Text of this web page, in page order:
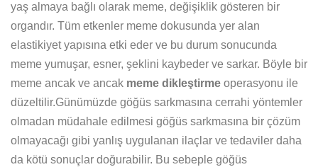
yaş almaya bağlı olarak meme, değişiklik gösteren bir
organdır. Tüm etkenler meme dokusunda yer alan
elastikiyet yapısına etki eder ve bu durum sonucunda
meme yumuşar, esner, şeklini kaybeder ve sarkar. Böyle bir
meme ancak ve ancak meme dikleştirme operasyonu ile
düzeltilir.Günümüzde göğüs sarkmasına cerrahi yöntemler
olmadan müdahale edilmesi göğüs sarkmasına bir çözüm
olmayacağı gibi yanlış uygulanan ilaçlar ve tedaviler daha
da kötü sonuçlar doğurabilir. Bu sebeple göğüs